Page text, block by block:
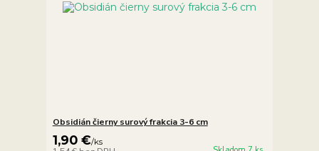
Obsidián čierny surový frakcia 3-6 cm
1,90 €/ks